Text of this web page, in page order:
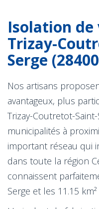
Isolation de
Trizay-
Serge
Nos artisans
avantageux, plus
Trizay-Coutretot-
municipalités à
important réseau qui
dans toute la région
connaissent
Serge et les 11.15